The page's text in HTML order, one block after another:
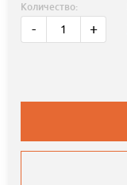
Количество:
- +